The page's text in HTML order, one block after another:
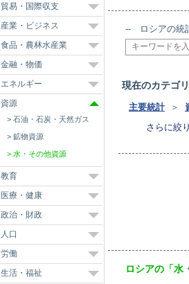
-- ロシアの統
現在のカテゴリ
主要統計＞
さらに絞
ロシアの「水
貿易・国際収支
産業・ビジネス
食品・農林水産業
金融・物価
エネルギー
資源
石油・石炭・天然ガス
鉱物資源
水・その他資源
教育
医療・健康
政治・財政
人口
労働
生活・福祉